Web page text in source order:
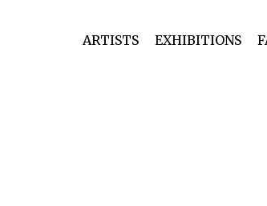
ARTISTS EXHIBITIONS